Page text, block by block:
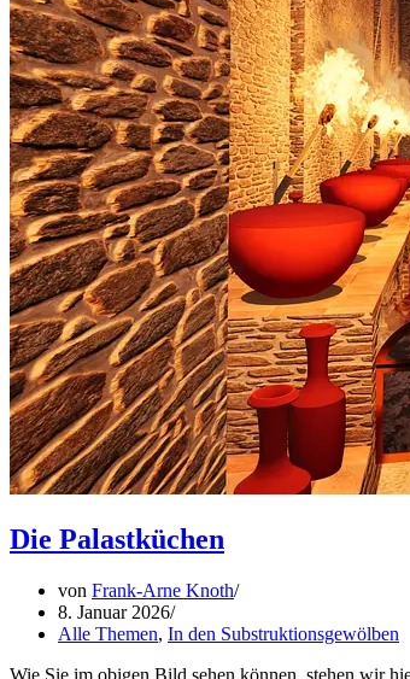
Die Palastküchen
von Frank-Arne Knoth
8. Januar 2026
Alle Themen, In den Substruktionsgewölben
Wie Sie im obigen Bild sehen können, stehen wir